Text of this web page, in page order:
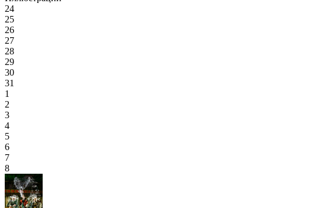
24
25
26
27
28
29
30
31
1
2
3
4
5
6
7
8